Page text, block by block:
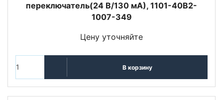
переключатель(24 В/130 мА), 1101-40B2-
1007-349
Цену уточняйте
В корзину